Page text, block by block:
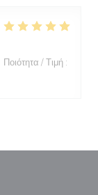
Ποιότητα / Τιμή :